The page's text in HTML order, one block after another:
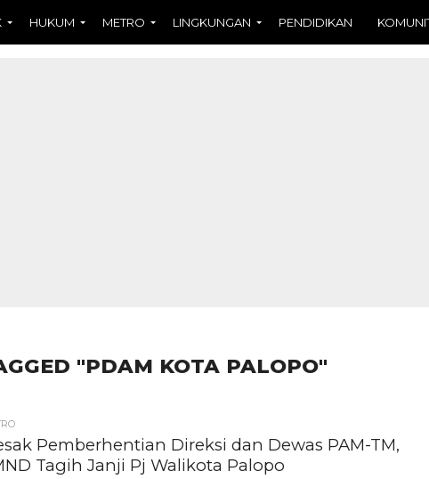
HUKUM METRO LINGKUNGAN PENDIDIKAN
"PDAM KOTA PALOPO"
Pemberhentian Direksi dan Dewas PAM-TM,
Tagih Janji Pj Walikota Palopo